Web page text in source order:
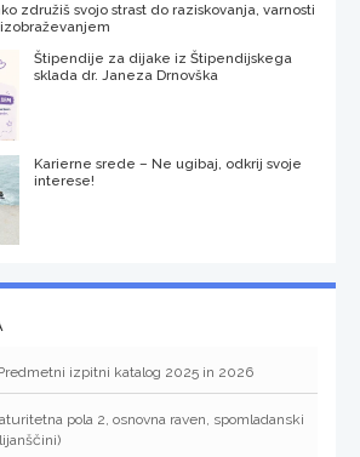
združiš svojo strast do raziskovanja, varnosti
Štipendije za dijake iz Štipendijskega
sklada dr. Janeza Drnovška
Karierne srede – Ne ugibaj, odkrij svoje
interese!
izpitni katalog 2025 in 2026
pola 2, osnovna raven, spomladanski